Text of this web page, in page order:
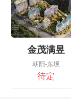
金茂满昱
朝阳-东坝
待定